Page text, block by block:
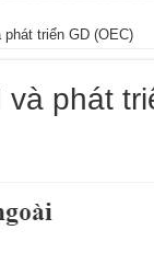
triển GD (OEC)
và phát